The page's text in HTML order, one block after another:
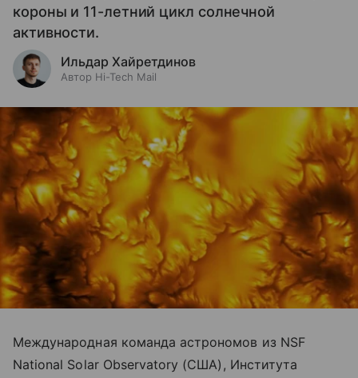
короны и 11-летний цикл солнечной
активности.
Ильдар Хайретдинов
Автор Hi-Tech Mail
Международная команда астрономов из NSF
National Solar Observatory (США), Института